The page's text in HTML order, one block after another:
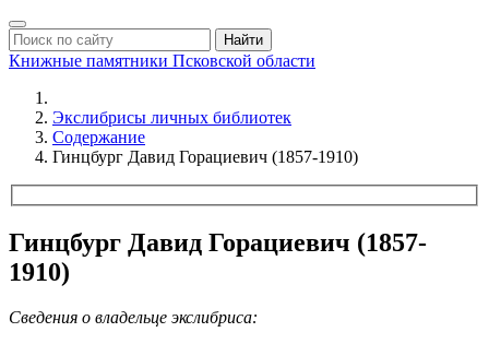
Найти
Книжные памятники Псковской области
Экслибрисы личных библиотек
Содержание
Гинцбург Давид Горациевич (1857-1910)
Гинцбург Давид Горациевич (1857-
1910)
Сведения о владельце экслибриса: